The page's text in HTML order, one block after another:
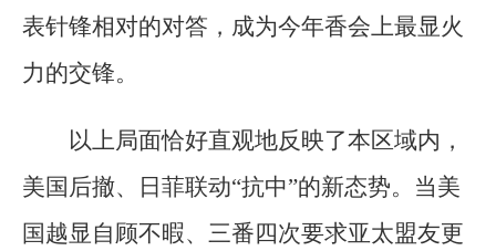
表针锋相对的对答，成为今年香会上最显火
力的交锋。
以上局面恰好直观地反映了本区域内，
美国后撤、日菲联动“抗中”的新态势。当美
国越显自顾不暇、三番四次要求亚太盟友更